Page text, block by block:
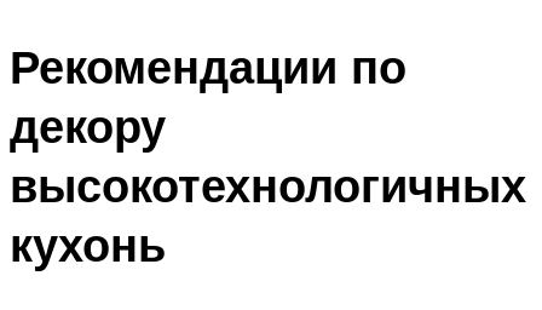
Рекомендации по
декору
высокотехнологичных
кухонь